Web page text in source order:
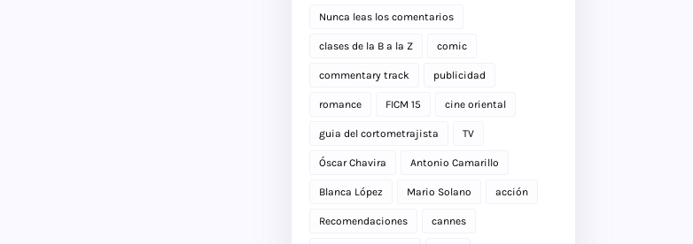
Nunca leas los comentarios
clases de la B a la Z comic
commentary track publicidad
romance FICM 15 cine oriental
guia del cortometrajista TV
Óscar Chavira Antonio Camarillo
Blanca López Mario Solano acción
Recomendaciones cannes